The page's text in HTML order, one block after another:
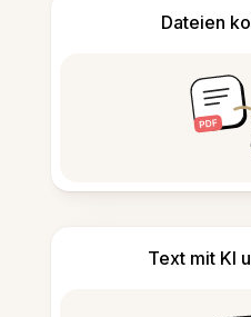
Dateien
Text mit KI